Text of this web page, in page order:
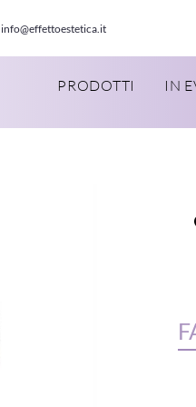
info@effettoestetica.it
PRODOTTI IN